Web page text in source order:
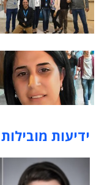
תוכן פרסומי
ידיעות מובילות